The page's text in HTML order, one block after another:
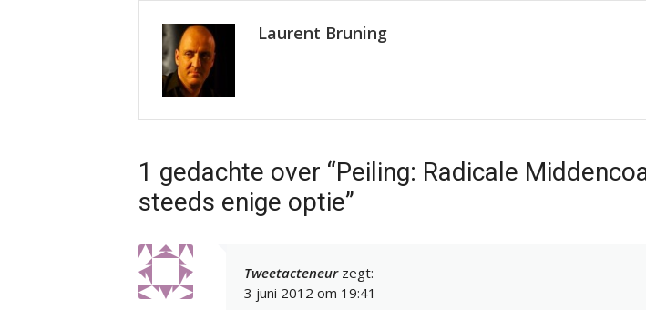
Laurent Bruning
1 gedachte over “Peiling: Radicale
steeds enige optie”
Tweetacteneur zegt:
3 juni 2012 om 19:41